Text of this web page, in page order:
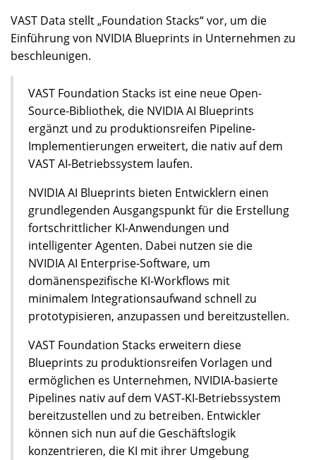
VAST Data stellt „Foundation Stacks“ vor, um die
Einführung von NVIDIA Blueprints in Unternehmen zu
beschleunigen.
VAST Foundation Stacks ist eine neue Open-
Source-Bibliothek, die NVIDIA AI Blueprints
ergänzt und zu produktionsreifen Pipeline-
Implementierungen erweitert, die nativ auf dem
VAST AI-Betriebssystem laufen.
NVIDIA AI Blueprints bieten Entwicklern einen
grundlegenden Ausgangspunkt für die Erstellung
fortschrittlicher KI-Anwendungen und
intelligenter Agenten. Dabei nutzen sie die
NVIDIA AI Enterprise-Software, um
domänenspezifische KI-Workflows mit
minimalem Integrationsaufwand schnell zu
prototypisieren, anzupassen und bereitzustellen.
VAST Foundation Stacks erweitern diese
Blueprints zu produktionsreifen Vorlagen und
ermöglichen es Unternehmen, NVIDIA-basierte
Pipelines nativ auf dem VAST-KI-Betriebssystem
bereitzustellen und zu betreiben. Entwickler
können sich nun auf die Geschäftslogik
konzentrieren, die KI mit ihrer Umgebung